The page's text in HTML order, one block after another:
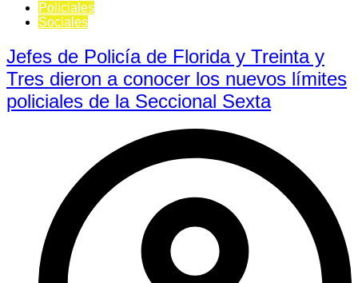
Policiales
Sociales
Jefes de Policía de Florida y Treinta y
Tres dieron a conocer los nuevos límites
policiales de la Seccional Sexta